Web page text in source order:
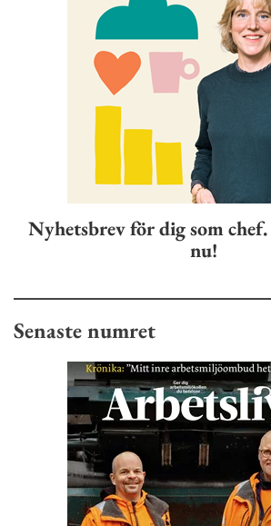
Nyhetsbrev för dig som
nu!
Senaste numret